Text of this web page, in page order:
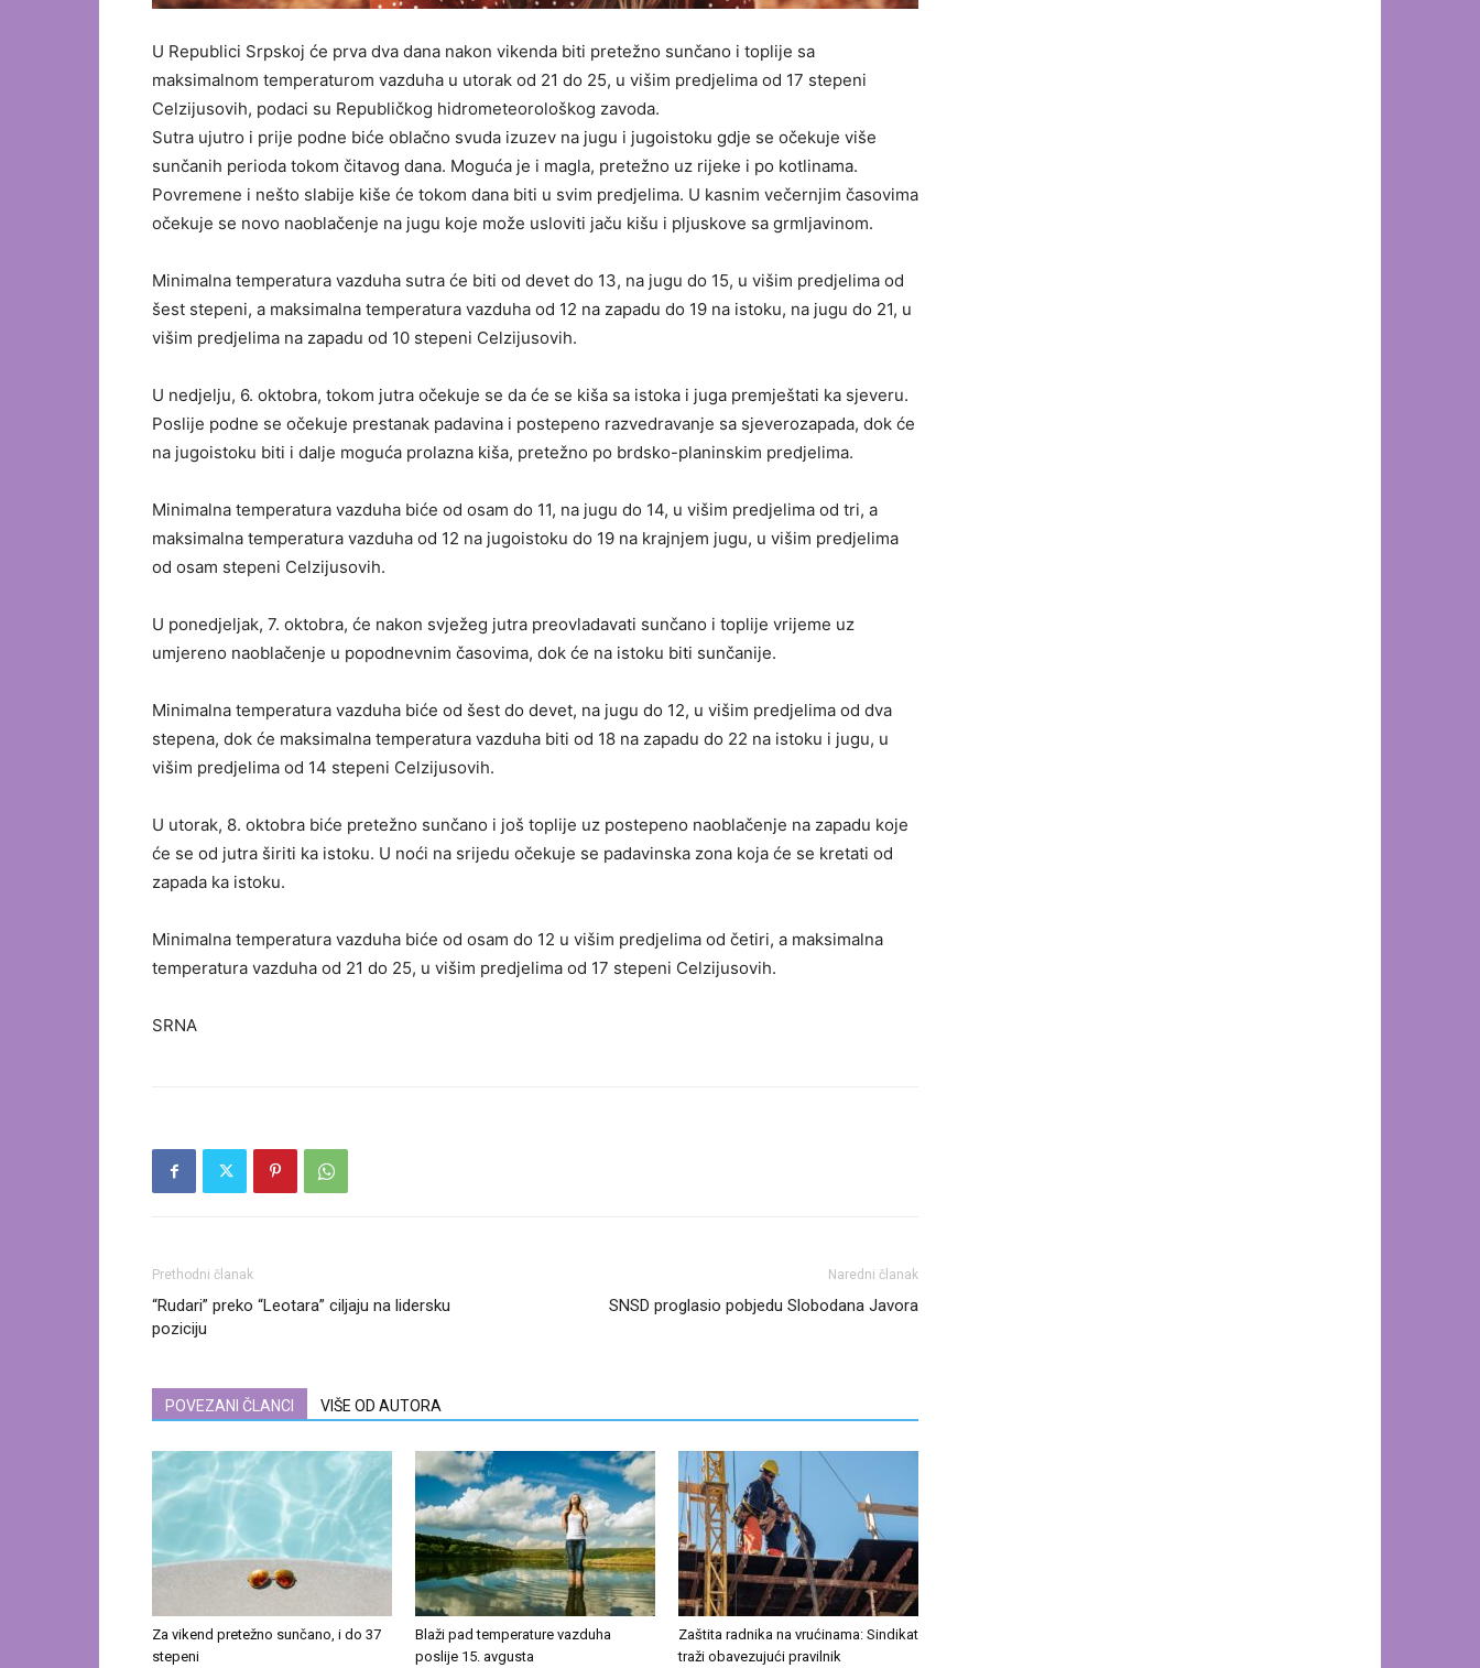
U Republici Srpskoj će prva dva dana nakon vikenda biti pretežno sunčano i toplije sa
maksimalnom temperaturom vazduha u utorak od 21 do 25, u višim predjelima od 17 stepeni
Celzijusovih, podaci su Republičkog hidrometeorološkog zavoda.
Sutra ujutro i prije podne biće oblačno svuda izuzev na jugu i jugoistoku gdje se očekuje više
sunčanih perioda tokom čitavog dana. Moguća je i magla, pretežno uz rijeke i po kotlinama.
Povremene i nešto slabije kiše će tokom dana biti u svim predjelima. U kasnim večernjim časovima
očekuje se novo naoblačenje na jugu koje može usloviti jaču kišu i pljuskove sa grmljavinom.
Minimalna temperatura vazduha sutra će biti od devet do 13, na jugu do 15, u višim predjelima od
šest stepeni, a maksimalna temperatura vazduha od 12 na zapadu do 19 na istoku, na jugu do 21, u
višim predjelima na zapadu od 10 stepeni Celzijusovih.
U nedjelju, 6. oktobra, tokom jutra očekuje se da će se kiša sa istoka i juga premještati ka sjeveru.
Poslije podne se očekuje prestanak padavina i postepeno razvedravanje sa sjeverozapada, dok će
na jugoistoku biti i dalje moguća prolazna kiša, pretežno po brdsko-planinskim predjelima.
Minimalna temperatura vazduha biće od osam do 11, na jugu do 14, u višim predjelima od tri, a
maksimalna temperatura vazduha od 12 na jugoistoku do 19 na krajnjem jugu, u višim predjelima
od osam stepeni Celzijusovih.
U ponedjeljak, 7. oktobra, će nakon svježeg jutra preovladavati sunčano i toplije vrijeme uz
umjereno naoblačenje u popodnevnim časovima, dok će na istoku biti sunčanije.
Minimalna temperatura vazduha biće od šest do devet, na jugu do 12, u višim predjelima od dva
stepena, dok će maksimalna temperatura vazduha biti od 18 na zapadu do 22 na istoku i jugu, u
višim predjelima od 14 stepeni Celzijusovih.
U utorak, 8. oktobra biće pretežno sunčano i još toplije uz postepeno naoblačenje na zapadu koje
će se od jutra širiti ka istoku. U noći na srijedu očekuje se padavinska zona koja će se kretati od
zapada ka istoku.
Minimalna temperatura vazduha biće od osam do 12 u višim predjelima od četiri, a maksimalna
temperatura vazduha od 21 do 25, u višim predjelima od 17 stepeni Celzijusovih.
SRNA
Prethodni članak
“Rudari” preko “Leotara” ciljaju na lidersku
poziciju
Naredni članak
SNSD proglasio pobjedu Slobodana Javora
POVEZANI ČLANCI VIŠE OD AUTORA
Za vikend pretežno sunčano, i do 37
stepeni
Blaži pad temperature vazduha
poslije 15. avgusta
Zaštita radnika na vrućinama: Sindikat
traži obavezujući pravilnik